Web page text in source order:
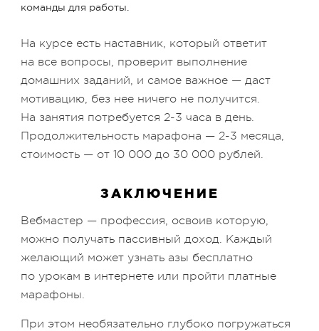
команды для работы.
На курсе есть наставник, который ответит
на все вопросы, проверит выполнение
домашних заданий, и самое важное — даст
мотивацию, без нее ничего не получится.
На занятия потребуется 2-3 часа в день.
Продолжительность марафона — 2-3 месяца,
стоимость — от 10 000 до 30 000 рублей.
ЗАКЛЮЧЕНИЕ
Вебмастер — профессия, освоив которую,
можно получать пассивный доход. Каждый
желающий может узнать азы бесплатно
по урокам в интернете или пройти платные
марафоны.
При этом необязательно глубоко погружаться